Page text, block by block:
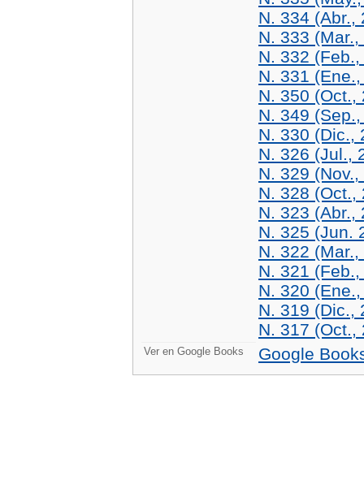
N. 334 (Abr.,
N. 333 (Mar.,
N. 332
N. 331
N. 350 (Oct.,
N. 349
N. 330 (Dic.,
N. 326 (Jul.,
N. 329
N. 328 (Oct.,
N. 323 (Abr.,
N. 325 (Jun.
N. 322 (Mar.,
N. 321
N. 320
N. 319 (Dic.,
N. 317 (Oct.,
Ver en Google Books Google